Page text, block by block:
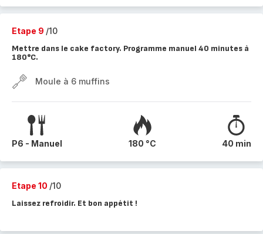
Etape 9 /10
Mettre dans le cake factory. Programme manuel 40 minutes à
180°C.
Moule à 6 muffins
P6 - Manuel 180 °C 40 min
Etape 10 /10
Laissez refroidir. Et bon appétit !